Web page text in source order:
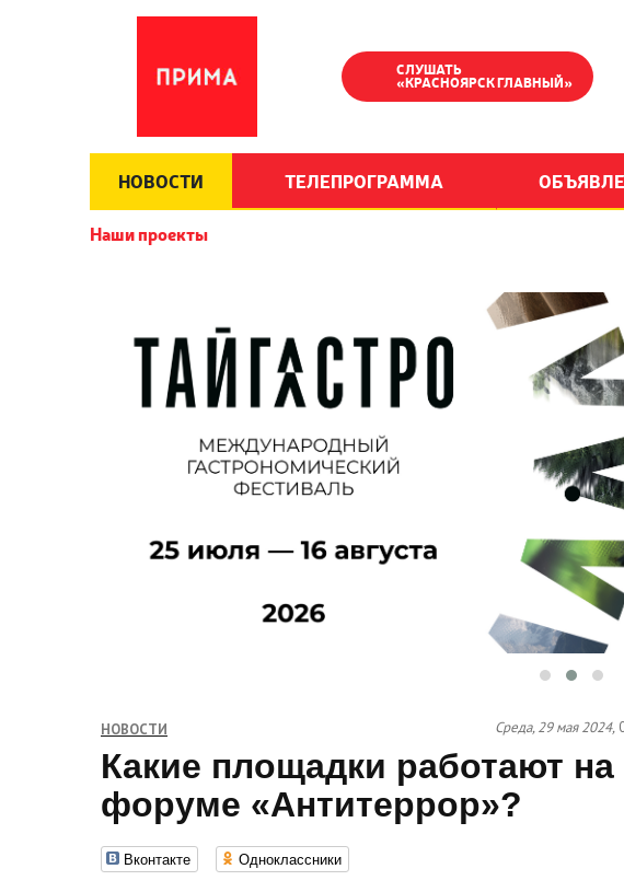
СЛУШАТЬ
«КРАСНОЯРСК ГЛАВНЫЙ»
НОВОСТИ ТЕЛЕПРОГРАММА
Наши проекты
НОВОСТИ Среда, 29 мая 2024,
Какие площадки работают на
форуме «Антитеррор»?
Вконтакте Одноклассники